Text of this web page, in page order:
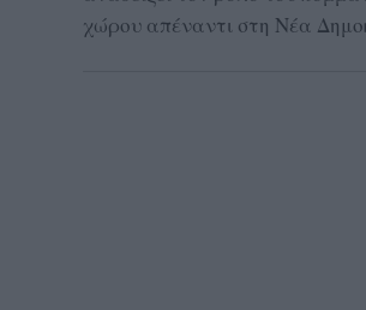
χώρου απέναντι στη Νέα